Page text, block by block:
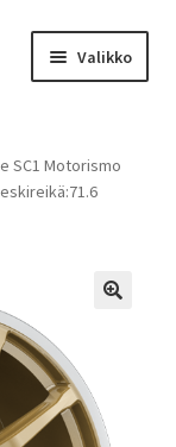
Valikko
SC1 Motorismo